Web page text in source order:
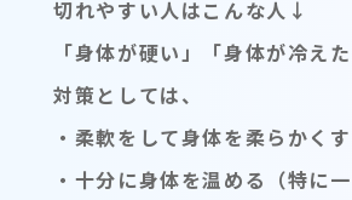
切れやすい人はこんな人↓
「身体が硬い」「身体が冷え
対策としては、
・柔軟をして身体を柔らかく
・十分に身体を温める（特に